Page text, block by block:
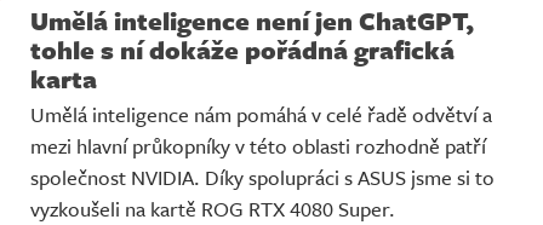
Umělá inteligence není jen ChatGPT,
tohle s ní dokáže pořádná grafická
karta
Umělá inteligence nám pomáhá v celé řadě odvětví a
mezi hlavní průkopníky v této oblasti rozhodně patří
společnost NVIDIA. Díky spolupráci s ASUS jsme si to
vyzkoušeli na kartě ROG RTX 4080 Super.